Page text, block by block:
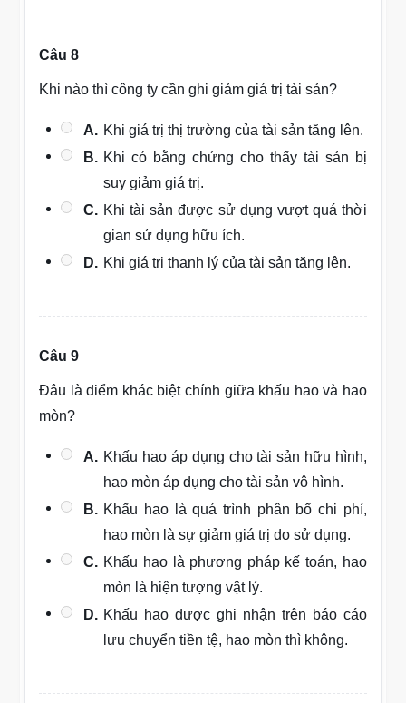
Câu 8
Khi nào thì công ty cần ghi giảm giá trị tài sản?
A. Khi giá trị thị trường của tài sản tăng lên.
B. Khi có bằng chứng cho thấy tài sản bị
suy giảm giá trị.
C. Khi tài sản được sử dụng vượt quá thời
gian sử dụng hữu ích.
D. Khi giá trị thanh lý của tài sản tăng lên.
Câu 9
Đâu là điểm khác biệt chính giữa khấu hao và hao
mòn?
A. Khấu hao áp dụng cho tài sản hữu hình,
hao mòn áp dụng cho tài sản vô hình.
B. Khấu hao là quá trình phân bổ chi phí,
hao mòn là sự giảm giá trị do sử dụng.
C. Khấu hao là phương pháp kế toán, hao
mòn là hiện tượng vật lý.
D. Khấu hao được ghi nhận trên báo cáo
lưu chuyển tiền tệ, hao mòn thì không.